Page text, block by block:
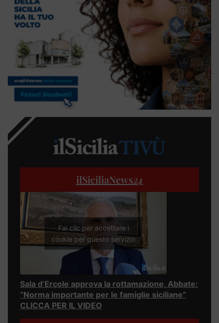
ilSiciliaNews24
Fai clic per accettare i
cookie per questo servizio
Sala d’Ercole approva la rottamazione, Abbate:
“Norma importante per le famiglie siciliane”
CLICCA PER IL VIDEO